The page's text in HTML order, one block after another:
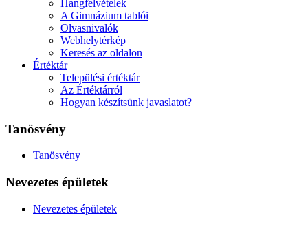
Hangfelvételek
A Gimnázium tablói
Olvasnivalók
Webhelytérkép
Keresés az oldalon
Értéktár
Települési értéktár
Az Értéktárról
Hogyan készítsünk javaslatot?
Tanösvény
Tanösvény
Nevezetes épületek
Nevezetes épületek